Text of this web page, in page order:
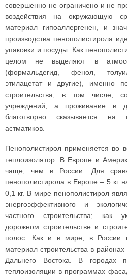
совершенно не ограничено и не
воздействия на окружающую
материал гипоаллергенен, и
производства пенополистирола
упаковки и посуды. Как
целом не выделяют в
(формальдегид, фенол,
этилацетат и другие), именно
строительства, в том числе,
учреждений, а проживание в
благотворно сказывается на
астматиков.
Пенополистирол применяется во
теплоизолятор. В Европе и
чаще, чем в России. Для
пенополистирола в Европе – 5 кг
0,1 кг. В мире пенополистирол
энергоэффективного и
частного строительства; как
дорожном строительстве и
полос. Как и в мире, в России
материал строительства в
Дальнего Востока. В городах
теплоизоляции в программах